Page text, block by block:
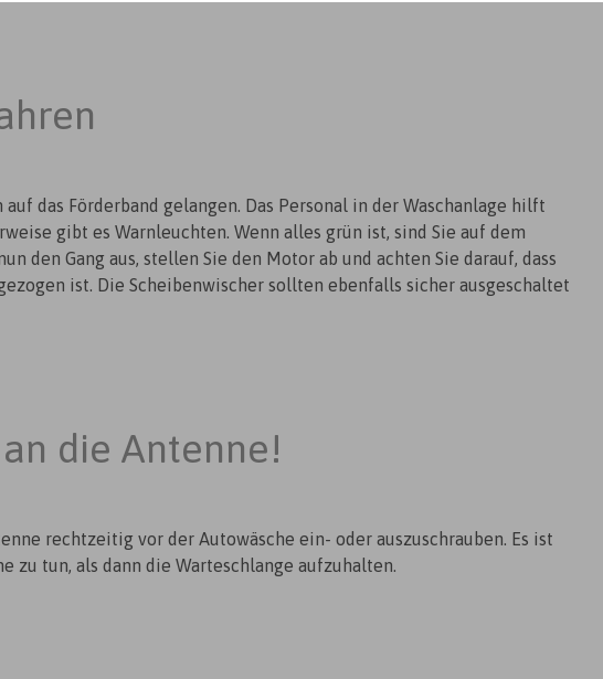
auf das Förderband gelangen. Das Personal in der Waschanlage hilft
gibt es Warnleuchten. Wenn alles grün ist, sind Sie auf dem
den Gang aus, stellen Sie den Motor ab und achten Sie darauf, dass
ist. Die Scheibenwischer sollten ebenfalls sicher ausgeschaltet
die Antenne!
rechtzeitig vor der Autowäsche ein- oder auszuschrauben. Es ist
zu tun, als dann die Warteschlange aufzuhalten.